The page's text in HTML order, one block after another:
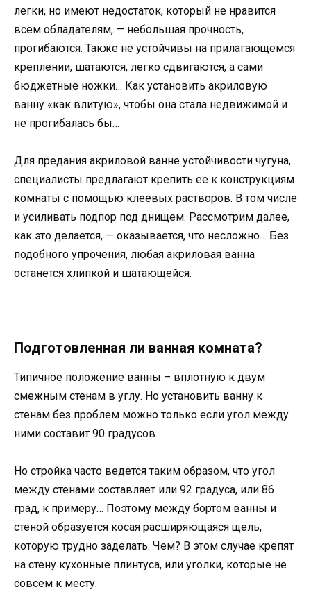
легки, но имеют недостаток, который не нравится
всем обладателям, — небольшая прочность,
прогибаются. Также не устойчивы на прилагающемся
креплении, шатаются, легко сдвигаются, а сами
бюджетные ножки… Как установить акриловую
ванну «как влитую», чтобы она стала недвижимой и
не прогибалась бы…
Для предания акриловой ванне устойчивости чугуна,
специалисты предлагают крепить ее к конструкциям
комнаты с помощью клеевых растворов. В том числе
и усиливать подпор под днищем. Рассмотрим далее,
как это делается, — оказывается, что несложно… Без
подобного упрочения, любая акриловая ванна
останется хлипкой и шатающейся.
Подготовленная ли ванная комната?
Типичное положение ванны – вплотную к двум
смежным стенам в углу. Но установить ванну к
стенам без проблем можно только если угол между
ними составит 90 градусов.
Но стройка часто ведется таким образом, что угол
между стенами составляет или 92 градуса, или 86
град, к примеру… Поэтому между бортом ванны и
стеной образуется косая расширяющаяся щель,
которую трудно заделать. Чем? В этом случае крепят
на стену кухонные плинтуса, или уголки, которые не
совсем к месту.